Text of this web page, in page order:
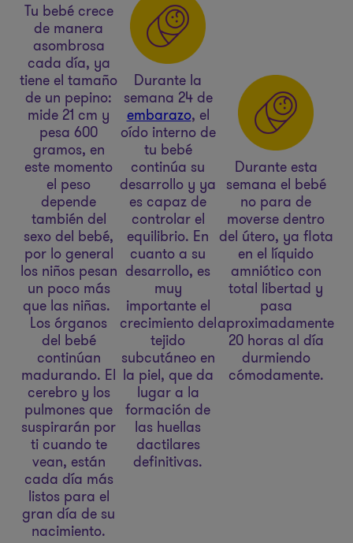
Tu bebé crece
de manera
asombrosa
cada día, ya
tiene el tamaño
de un pepino:
mide 21 cm y
pesa 600
gramos, en
este momento
el peso
depende
también del
sexo del bebé,
por lo general
los niños pesan
un poco más
que las niñas.
Los órganos
del bebé
continúan
madurando. El
cerebro y los
pulmones que
suspirarán por
ti cuando te
vean, están
cada día más
listos para el
gran día de su
nacimiento.
Durante la
semana 24 de
embarazo, el
oído interno de
tu bebé
continúa su
desarrollo y ya
es capaz de
controlar el
equilibrio. En
cuanto a su
desarrollo, es
muy
importante el
crecimiento del
tejido
subcutáneo en
la piel, que da
lugar a la
formación de
las huellas
dactilares
definitivas.
Durante esta
semana el bebé
no para de
moverse dentro
del útero, ya flota
en el líquido
amniótico con
total libertad y
pasa
aproximadamente
20 horas al día
durmiendo
cómodamente.